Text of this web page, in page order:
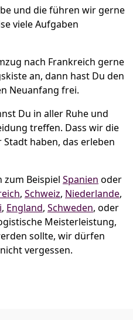
und die führen wir gerne
viele Aufgaben
nach Frankreich gerne
an, dann hast Du den
Neuanfang frei.
Du in aller Ruhe und
treffen. Dass wir die
haben, das erleben
zum Beispiel Spanien oder
, Schweiz, Niederlande,
, England, Schweden, oder
Meisterleistung,
sollte, wir dürfen
nicht vergessen.